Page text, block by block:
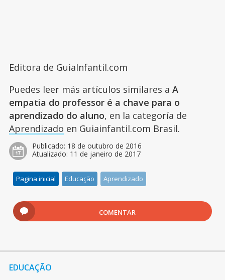
Editora de GuiaInfantil.com
Puedes leer más artículos similares a A
empatia do professor é a chave para o
aprendizado do aluno, en la categoría de
Aprendizado en Guiainfantil.com Brasil.
Publicado: 18 de outubro de 2016
Atualizado: 11 de janeiro de 2017
Pagina inicial Educação Aprendizado
COMENTAR
EDUCAÇÃO